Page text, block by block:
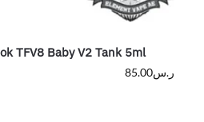
TFV8 Baby V2 Tank 5ml
ر.س85.00